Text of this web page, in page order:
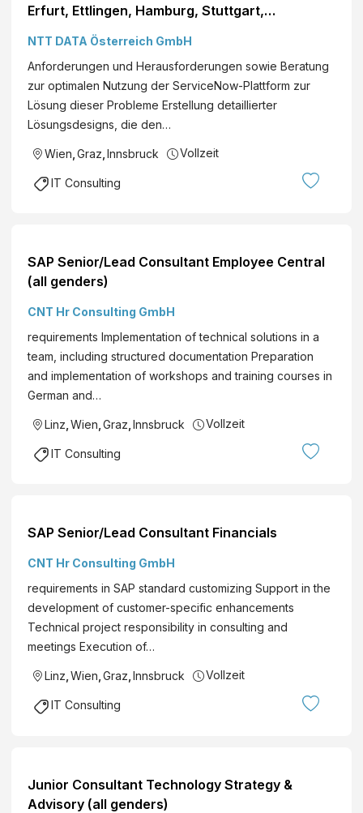
Erfurt, Ettlingen, Hamburg, Stuttgart,
Berlin, Wien, Graz, Innsbruck, österreichweit
Business Consulting, Technical Consulting
NTT DATA Österreich GmbH
Anforderungen und Herausforderungen sowie Beratung
zur optimalen Nutzung der ServiceNow-Plattform zur
Lösung dieser Probleme Erstellung detaillierter
Lösungsdesigns, die den…
Wien Graz Innsbruck Vollzeit
IT Consulting
SAP Senior/Lead Consultant Employee Central
(all genders)
CNT Hr Consulting GmbH
requirements Implementation of technical solutions in a
team, including structured documentation Preparation
and implementation of workshops and training courses in
German and…
Linz Wien Graz Innsbruck Vollzeit
IT Consulting
SAP Senior/Lead Consultant Financials
CNT Hr Consulting GmbH
requirements in SAP standard customizing Support in the
development of customer-specific enhancements
Technical project responsibility in consulting and
meetings Execution of…
Linz,Wien,Graz,Innsbruck Vollzeit
IT Consulting
Junior Consultant Technology Strategy &
Advisory (all genders)